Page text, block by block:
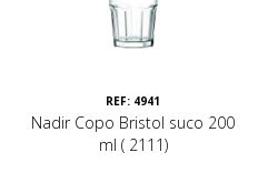
REF: 4941
Nadir Copo Bristol suco 200
ml ( 2111)